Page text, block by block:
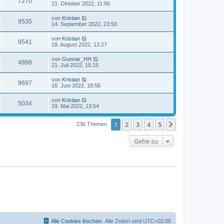
21. Oktober 2022, 11:56
9535 von Kristian
14. September 2022, 23:50
9541 von Kristian
18. August 2022, 13:27
4998 von Gunnar_HH
21. Juli 2022, 15:15
9697 von Kristian
16. Juni 2022, 18:56
5034 von Kristian
19. Mai 2022, 13:54
236 Themen 1 2 3 4 5
Gehe zu
Alle Zeiten sind UTC+02:00
Alle Cookies löschen